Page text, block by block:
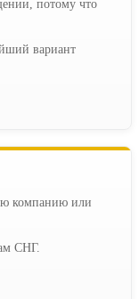
потому что
вариант
компанию или
СНГ.